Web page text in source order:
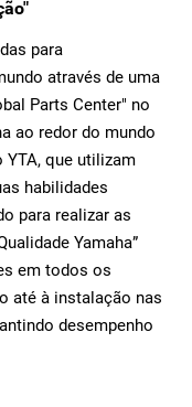
para
através de uma
Parts Center" no
ao redor do mundo
que utilizam
habilidades
para realizar as
Yamaha”
em todos os
até à instalação nas
desempenho